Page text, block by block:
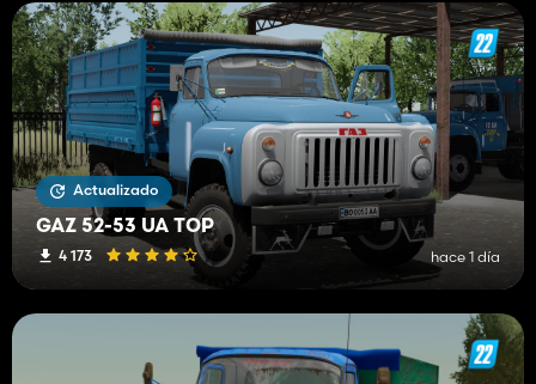
Actualizado
GAZ 52-53 UA TOP
4 173 hace 1 día